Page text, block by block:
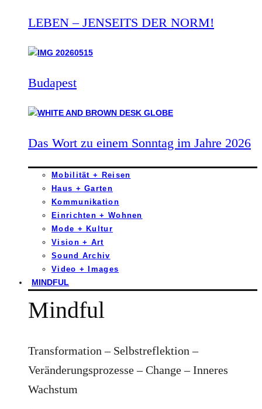
LEBEN – JENSEITS DER NORM!
Budapest
Das Wort zu einem Sonntag im Jahre 2026
Mobilität + Reisen
Haus + Garten
Kommunikation
Einrichten + Wohnen
Mode + Kultur
Vision + Art
Sound Archiv
Video + Images
MINDFUL
Mindful
Transformation – Selbstreflektion –
Veränderungsprozesse – Change – Inneres
Wachstum